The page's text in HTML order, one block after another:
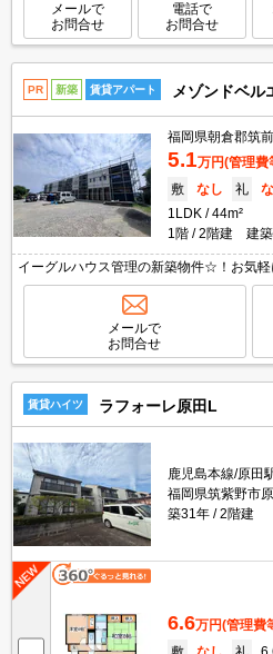
メールで
お問合せ
電話で
お問合せ
PR 新築 賃貸アパート メゾンドベ
福岡県朝倉郡筑
5.1万円(管理費
敷
なし 礼
1LDK
44m²
1階
2階建 建築
イーグルハウス管理の新築物件☆！お気
メールで
お問合せ
賃貸ハイツ ラフォーレ原田L
鹿児島本線/原田
福岡県筑紫野市
築31年
2階建
6.6万円(管理費